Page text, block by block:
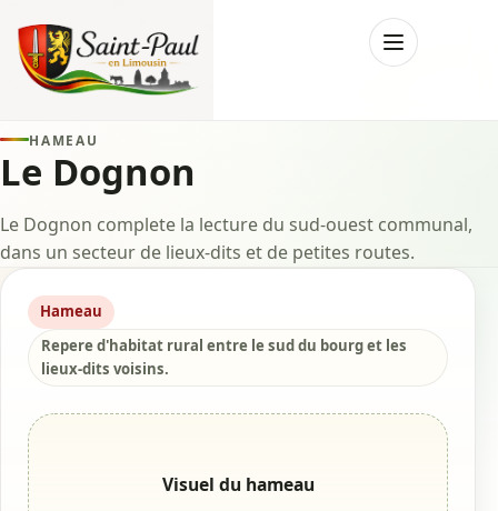
Menu
HAMEAU
Le Dognon
Le Dognon complete la lecture du sud-ouest communal,
dans un secteur de lieux-dits et de petites routes.
Hameau
Repere d'habitat rural entre le sud du bourg et les
lieux-dits voisins.
Visuel du hameau